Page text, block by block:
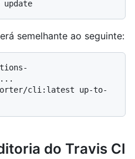
semelhante ao seguinte:
cli:latest up-to-
do Travis CI